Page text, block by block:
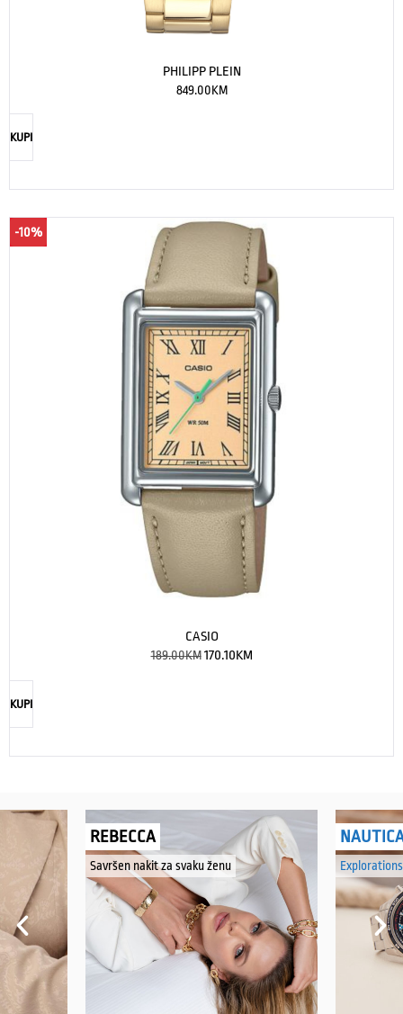
PHILIPP PLEIN
849.00KM
KUPI
-10%
CASIO
189.00KM 170.10KM
KUPI
REBECCA
Savršen nakit za svaku ženu